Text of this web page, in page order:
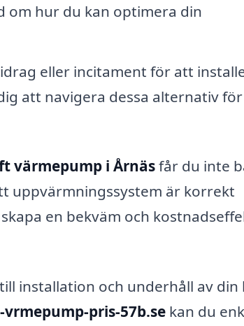
om hur du kan optimera din
eller incitament för att
att navigera dessa alternativ
värmepump i Årnäsfår du inte
uppvärmningssystem är korrekt
en bekväm och
installation och underhåll av din
pris-57b.se kan du